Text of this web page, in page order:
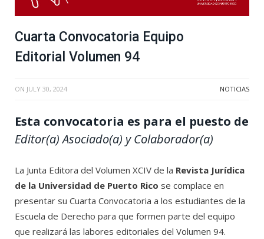
Cuarta Convocatoria Equipo
Editorial Volumen 94
ON JULY 30, 2024 NOTICIAS
Esta convocatoria es para el puesto de
Editor(a) Asociado(a) y Colaborador(a)
La Junta Editora del Volumen XCIV de la Revista Jurídica
de la Universidad de Puerto Rico se complace en
presentar su Cuarta Convocatoria a los estudiantes de la
Escuela de Derecho para que formen parte del equipo
que realizará las labores editoriales del Volumen 94.